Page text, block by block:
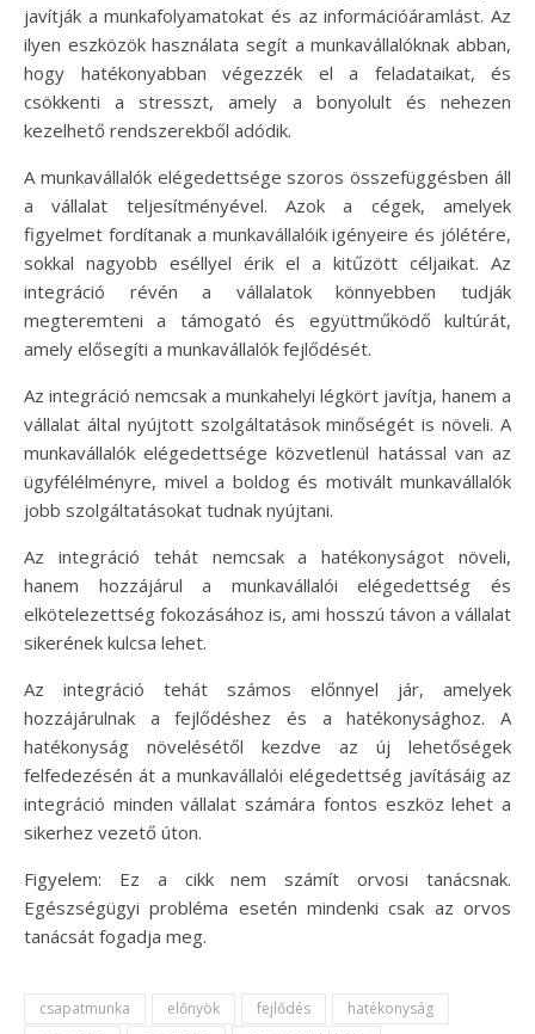
javítják a munkafolyamatokat és az információáramlást. Az
ilyen eszközök használata segít a munkavállalóknak abban,
hogy hatékonyabban végezzék el a feladataikat, és
csökkenti a stresszt, amely a bonyolult és nehezen
kezelhető rendszerekből adódik.
A munkavállalók elégedettsége szoros összefüggésben áll
a vállalat teljesítményével. Azok a cégek, amelyek
figyelmet fordítanak a munkavállalóik igényeire és jólétére,
sokkal nagyobb eséllyel érik el a kitűzött céljaikat. Az
integráció révén a vállalatok könnyebben tudják
megteremteni a támogató és együttműködő kultúrát,
amely elősegíti a munkavállalók fejlődését.
Az integráció nemcsak a munkahelyi légkört javítja, hanem a
vállalat által nyújtott szolgáltatások minőségét is növeli. A
munkavállalók elégedettsége közvetlenül hatással van az
ügyfélélményre, mivel a boldog és motivált munkavállalók
jobb szolgáltatásokat tudnak nyújtani.
Az integráció tehát nemcsak a hatékonyságot növeli,
hanem hozzájárul a munkavállalói elégedettség és
elkötelezettség fokozásához is, ami hosszú távon a vállalat
sikerének kulcsa lehet.
Az integráció tehát számos előnnyel jár, amelyek
hozzájárulnak a fejlődéshez és a hatékonysághoz. A
hatékonyság növelésétől kezdve az új lehetőségek
felfedezésén át a munkavállalói elégedettség javításáig az
integráció minden vállalat számára fontos eszköz lehet a
sikerhez vezető úton.
Figyelem: Ez a cikk nem számít orvosi tanácsnak.
Egészségügyi probléma esetén mindenki csak az orvos
tanácsát fogadja meg.
csapatmunka előnyök fejlődés
hatékonyság